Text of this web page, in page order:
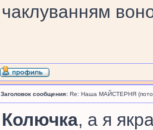
чаклуванням
Заголовок сообщения: Re: Наша МАЙСТЕРНЯ
Колючка, а я